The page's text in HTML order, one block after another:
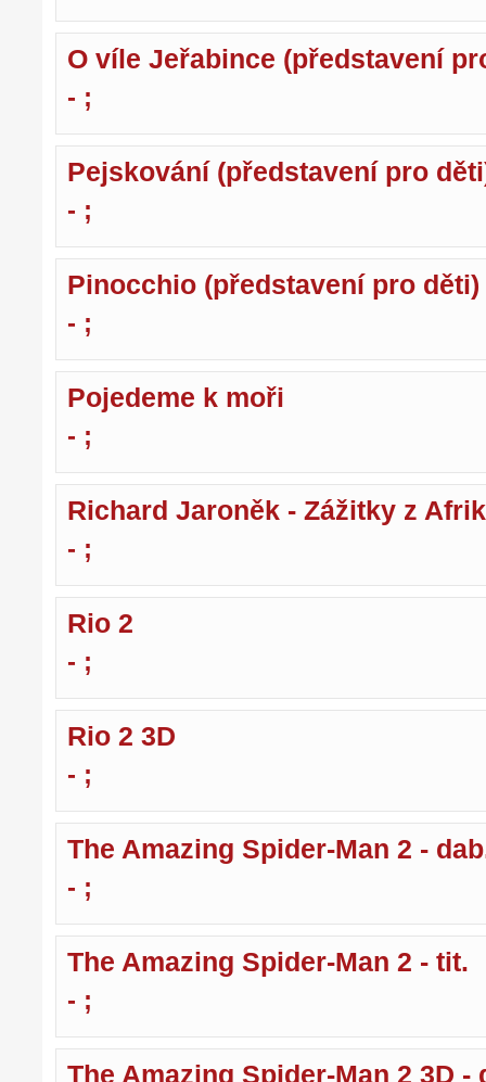
O víle Jeřabince (představení
- ;
Pejskování (představení pro
- ;
Pinocchio (představení pro děti)
- ;
Pojedeme k moři
- ;
Richard Jaroněk - Zážitky z
- ;
Rio 2
- ;
Rio 2 3D
- ;
The Amazing Spider-Man 2 -
- ;
The Amazing Spider-Man 2 - tit.
- ;
The Amazing Spider-Man 2 3D -